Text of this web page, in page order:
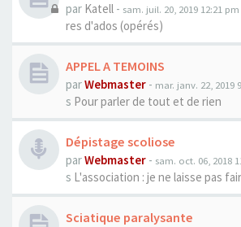
par Katell - sam. juil. 20, 2019 12:21 pm
res d'ados (opérés)
APPEL A TEMOINS
parWebmaster - mar. janv. 22, 2019
s Pour parler de tout et de rien
Dépistage scoliose
parWebmaster - sam. oct. 06, 2018
s L'association : je ne laisse pas
Sciatique paralysante